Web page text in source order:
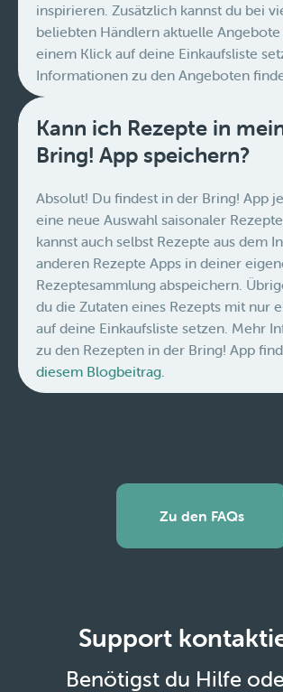
inspirieren. Zusätzlich kannst du bei
beliebten Händlern aktuelle
einem Klick auf deine Einkaufsliste
Informationen zu den Angeboten
Kann ich Rezepte in
Bring! App speichern?
Absolut! Du findest in der Bring! App
eine neue Auswahl saisonaler
kannst auch selbst Rezepte aus dem
anderen Rezepte Apps in deiner
Rezeptesammlung abspeichern.
du die Zutaten eines Rezepts mit nur
auf deine Einkaufsliste setzen. Mehr
zu den Rezepten in der Bring! App
diesem Blogbeitrag.
Zu den FAQs
Support
Benötigst du Hilfe